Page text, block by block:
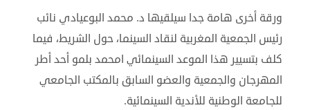
ورقة أخرى هامة جدا سيلقيها د. محمد البوعيادي نائب
رئيس الجمعية المغربية لنقاد السينما، حول الشريط، فيما
كلف بتسيير هذا الموعد السينمائي امحمد بلمو أحد أطر
المهرجان والجمعية والعضو السابق بالمكتب الجامعي
للجامعة الوطنية للأندية السينمائية.